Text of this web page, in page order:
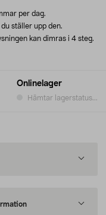
Onlinelager
Hämtar lagerstatus...
per dag.
ställer upp den.
kan dimras i 4 steg.